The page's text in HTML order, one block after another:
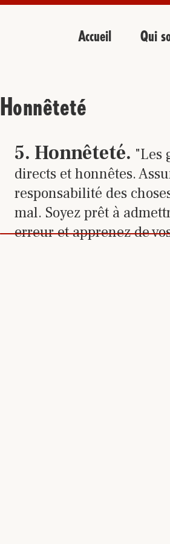
Accueil Qui
Honnêteté
Cliquez sur le
5. Honnêteté. "Les
directs et honnêtes.
responsabilité des
mal. Soyez prêt à
erreur et apprenez de